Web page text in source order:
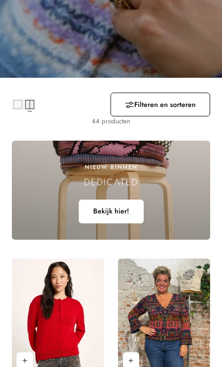
R
Z
A
M
E
L
I
Filteren en sorteren
44 producten
NIEUW BINNEN
DEDICATED
Bekijk hier!